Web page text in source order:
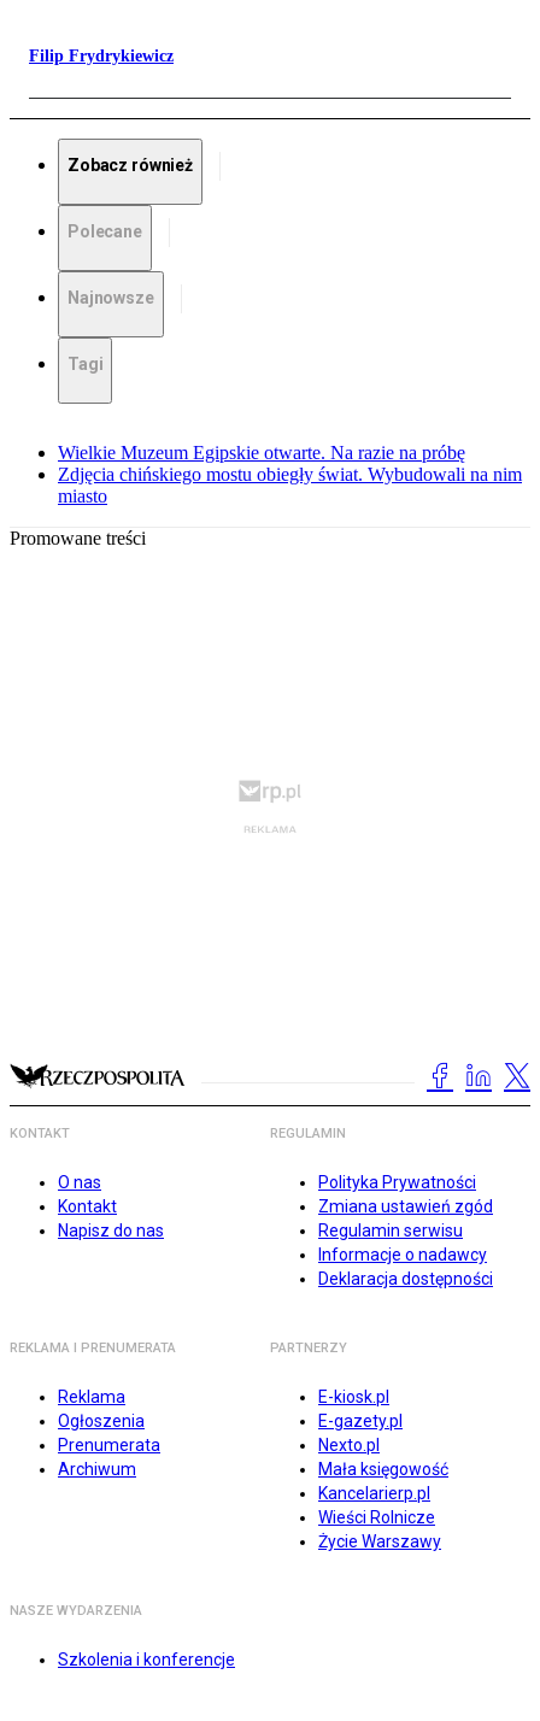
Filip Frydrykiewicz
Zobacz również
Polecane
Najnowsze
Tagi
Wielkie Muzeum Egipskie otwarte. Na razie na próbę
Zdjęcia chińskiego mostu obiegły świat. Wybudowali na nim
miasto
Promowane treści
KONTAKT
O nas
Kontakt
Napisz do nas
REGULAMIN
Polityka Prywatności
Zmiana ustawień zgód
Regulamin serwisu
Informacje o nadawcy
Deklaracja dostępności
REKLAMA I PRENUMERATA
Reklama
Ogłoszenia
Prenumerata
Archiwum
PARTNERZY
E-kiosk.pl
E-gazety.pl
Nexto.pl
Mała księgowość
Kancelarierp.pl
Wieści Rolnicze
Życie Warszawy
NASZE WYDARZENIA
Szkolenia i konferencje